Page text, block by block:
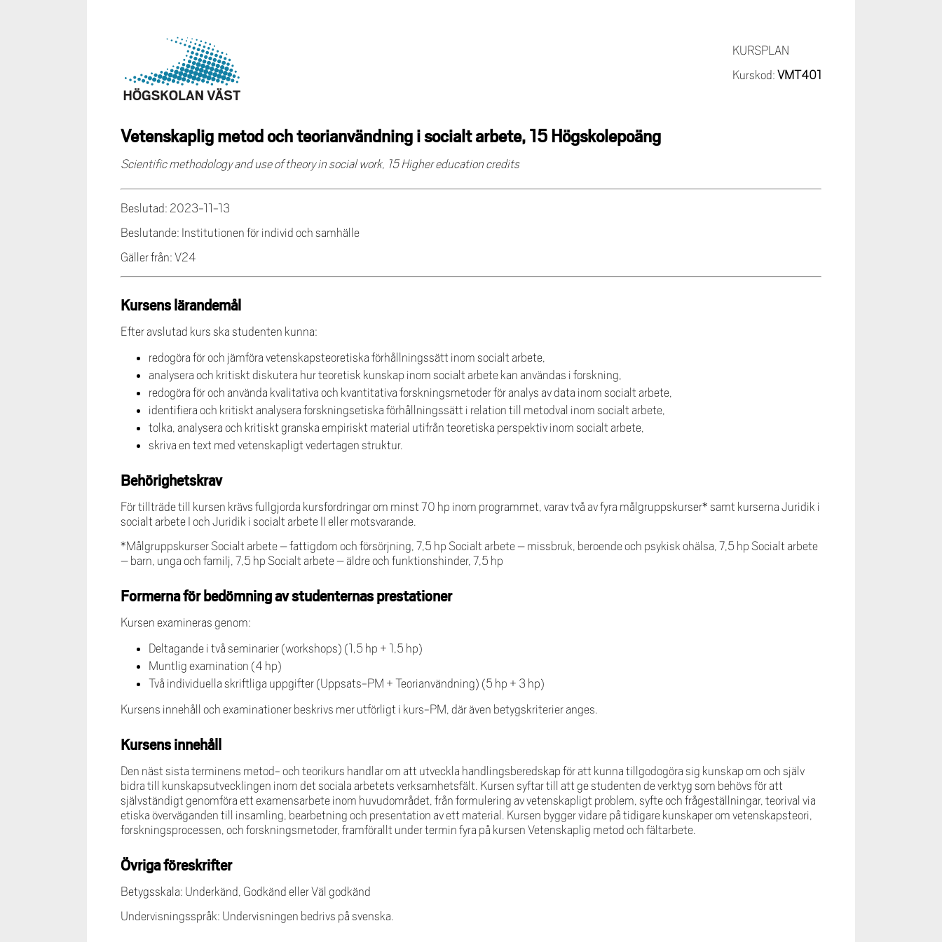
KURSPLAN
Kurskod: VMT401
Vetenskaplig metod och teorianvändning i socialt arbete, 15 Högskolepoäng
Scientific methodology and use of theory in social work, 15 Higher education credits
Beslutad: 2023-11-13
Beslutande: Institutionen för individ och samhälle
Gäller från: V24
Kursens lärandemål
Efter avslutad kurs ska studenten kunna:
redogöra för och jämföra vetenskapsteoretiska förhållningssätt inom socialt arbete,
analysera och kritiskt diskutera hur teoretisk kunskap inom socialt arbete kan användas i forskning,
redogöra för och använda kvalitativa och kvantitativa forskningsmetoder för analys av data inom socialt arbete,
identifiera och kritiskt analysera forskningsetiska förhållningssätt i relation till metodval inom socialt arbete,
tolka, analysera och kritiskt granska empiriskt material utifrån teoretiska perspektiv inom socialt arbete,
skriva en text med vetenskapligt vedertagen struktur.
Behörighetskrav
För tillträde till kursen krävs fullgjorda kursfordringar om minst 70 hp inom programmet, varav två av fyra målgruppskurser* samt kurserna Juridik i
socialt arbete I och Juridik i socialt arbete II eller motsvarande.
*Målgruppskurser Socialt arbete – fattigdom och försörjning, 7,5 hp Socialt arbete – missbruk, beroende och psykisk ohälsa, 7,5 hp Socialt arbete
– barn, unga och familj, 7,5 hp Socialt arbete – äldre och funktionshinder, 7,5 hp
Formerna för bedömning av studenternas prestationer
Kursen examineras genom:
Deltagande i två seminarier (workshops) (1,5 hp + 1,5 hp)
Muntlig examination (4 hp)
Två individuella skriftliga uppgifter (Uppsats-PM + Teorianvändning) (5 hp + 3 hp)
Kursens innehåll och examinationer beskrivs mer utförligt i kurs-PM, där även betygskriterier anges.
Kursens innehåll
Den näst sista terminens metod- och teorikurs handlar om att utveckla handlingsberedskap för att kunna tillgodogöra sig kunskap om och själv
bidra till kunskapsutvecklingen inom det sociala arbetets verksamhetsfält. Kursen syftar till att ge studenten de verktyg som behövs för att
självständigt genomföra ett examensarbete inom huvudområdet, från formulering av vetenskapligt problem, syfte och frågeställningar, teorival via
etiska överväganden till insamling, bearbetning och presentation av ett material. Kursen bygger vidare på tidigare kunskaper om vetenskapsteori,
forskningsprocessen, och forskningsmetoder, framförallt under termin fyra på kursen Vetenskaplig metod och fältarbete.
Övriga föreskrifter
Betygsskala: Underkänd, Godkänd eller Väl godkänd
Undervisningsspråk: Undervisningen bedrivs på svenska.